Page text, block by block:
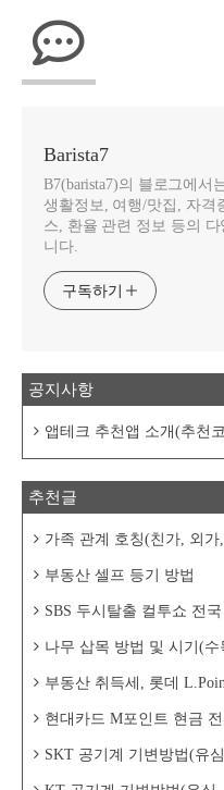
Barista7
B7(barista7)의 블로그에서
생활정보, 여행/맛집, 자격
스, 환율 관련 정보 등의
니다.
구독하기
공지사항
앱테크 추천앱 소개(추천
추천글
가족 관계 호칭(친가, 외
부동산 셀프 등기 방법
SBS 두시탈출 컬투쇼 전
나무 삽목 방법 및 시기(수
부동산 취득세, 롯데
현대카드 M포인트 현금
SKT 공기계 기변방법(유